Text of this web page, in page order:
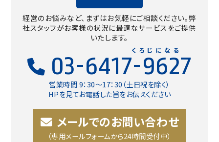
経営のお悩みなど、まずはお気軽にご相談ください。弊
社スタッフがお客様の状況に最適なサービスをご提供
いたします。
03-6417-9627
営業時間 9：30〜17：30（土日祝を除く）
HPを見てお電話した旨をお伝えください
くろじになる
メールでのお問い合わせ
（専用メールフォームから24時間受付中）